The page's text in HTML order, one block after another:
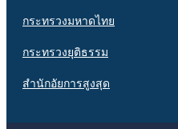
กระทรวงมหาดไทย
กระทรวงยุติธรรม
สำนักอัยการสูงสุด